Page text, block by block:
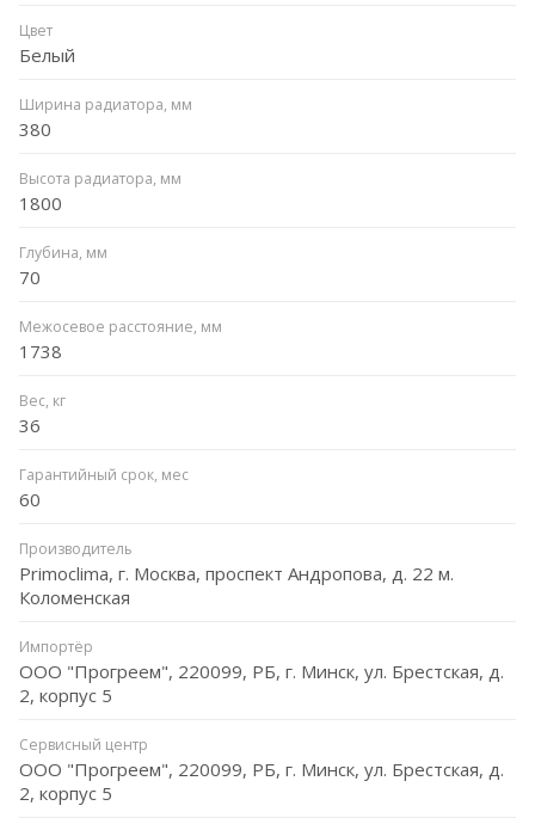
Цвет
Белый
Ширина радиатора, мм
380
Высота радиатора, мм
1800
Глубина, мм
70
Межосевое расстояние, мм
1738
Вес, кг
36
Гарантийный срок, мес
60
Производитель
Primoclima, г. Москва, проспект Андропова, д. 22 м.
Коломенская
Импортёр
ООО "Прогреем", 220099, РБ, г. Минск, ул. Брестская, д.
2, корпус 5
Сервисный центр
ООО "Прогреем", 220099, РБ, г. Минск, ул. Брестская, д.
2, корпус 5